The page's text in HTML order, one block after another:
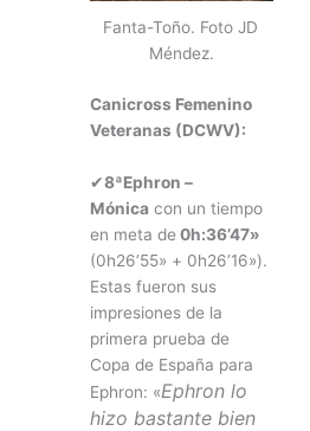
Fanta-Toño. Foto JD
Méndez.
Canicross Femenino
Veteranas (DCWV):
✔8ªEphron –
Mónica con un tiempo
en meta de 0h:36’47»
(0h26’55» + 0h26’16»).
Estas fueron sus
impresiones de la
primera prueba de
Copa de España para
Ephron: «Ephron lo
hizo bastante bien